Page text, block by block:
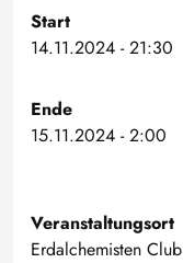
Start
14.11.2024 - 21:30
Ende
15.11.2024 - 2:00
Veranstaltungsort
Erdalchemisten Club